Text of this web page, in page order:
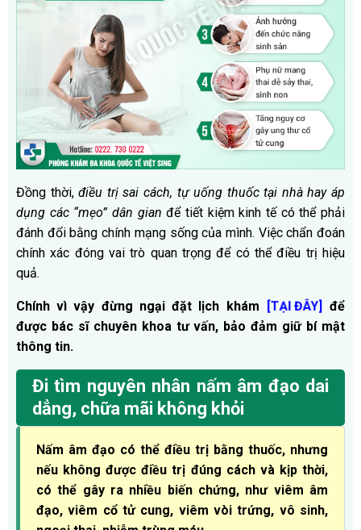
Đồng thời,điều trị sai cách, tự uống thuốc tại nhà hay áp
dụng các “mẹo” dân gian để tiết kiệm kinh tế có thể phải
đánh đổi bằng chính mạng sống của mình. Việc chẩn đoán
chính xác đóng vai trò quan trọng để có thể điều trị hiệu
quả.
Chính vì vậy đừng ngại đặt lịch khám [TẠI ĐÂY]
để
được bác sĩ chuyên khoa tư vấn, bảo đảm giữ bí mật
thông tin.
Đi tìm nguyên nhân nấm âm đạo dai
dẳng, chữa mãi không khỏi
Nấm âm đạo có thể điều trị bằng thuốc, nhưng
nếu không được điều trị đúng cách và kịp thời,
có thể gây ra nhiều biến chứng, như viêm âm
đạo, viêm cổ tử cung, viêm vòi trứng, vô sinh,